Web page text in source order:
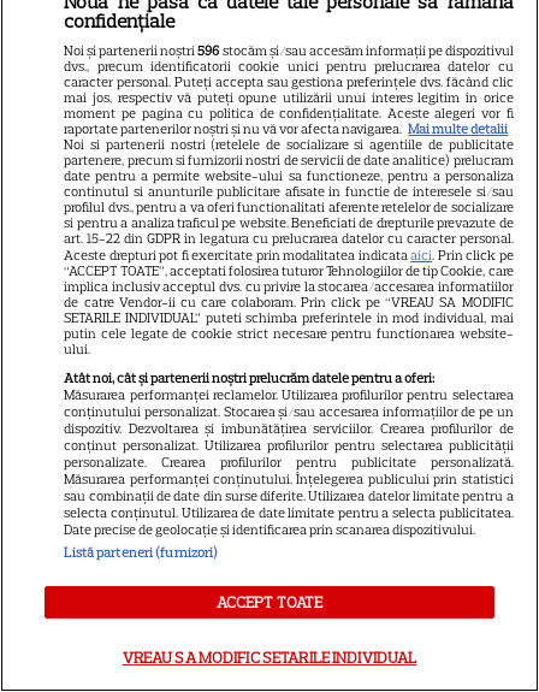
plecat din „Anatomia lui Grey”.
Discuția cu Shonda Rhimes
care a schimbat totul pentru
Cristina Yang
ARTICOLE PARTENERI
La ce ajută ceaiul din frunze de
nuc și cum se prepară
Luna plină din 29 iulie
deschide un nou capitol. Este
momentul astral care îți poate
schimba direcția vieții
confidențiale
Noi și partenerii noștri596 stocăm și/sau accesăm informații pe dispozitivul
dvs., precum identificatorii cookie unici pentru prelucrarea datelor cu
caracter personal. Puteți accepta sau gestiona preferințele dvs. făcând clic
mai jos, respectiv vă puteți opune utilizării unui interes legitim în orice
moment pe pagina cu politica de confidențialitate. Aceste alegeri vor fi
raportate partenerilor noștri și nu vă vor afecta navigarea. Mai multe detalii
Noi si partenerii nostri (retelele de socializare si agentiile de publicitate
partenere, precum si furnizorii nostri de servicii de date analitice) prelucram
date pentru a permite website-ului sa functioneze, pentru a personaliza
continutul si anunturile publicitare afisate in functie de interesele si/sau
profilul dvs., pentru a va oferi functionalitati aferente retelelor de socializare
si pentru a analiza traficul pe website. Beneficiati de drepturile prevazute de
art. 15-22 din GDPR in legatura cu prelucrarea datelor cu caracter personal.
Aceste drepturi pot fi exercitate prin modalitatea indicataaici. Prin click pe
“ACCEPT TOATE”, acceptati folosirea tuturor Tehnologiilor de tip Cookie, care
implica inclusiv acceptul dvs. cu privire la stocarea/accesarea informatiilor
de catre Vendor-ii cu care colaboram. Prin click pe “VREAU SA MODIFIC
SETARILE INDIVIDUAL” puteti schimba preferintele in mod individual, mai
putin cele legate de cookie strict necesare pentru functionarea website-
ului.
Atât noi, cât și partenerii noștri prelucrăm datele pentru a oferi:
Măsurarea performanței reclamelor. Utilizarea profilurilor pentru selectarea
conținutului personalizat. Stocarea și/sau accesarea informațiilor de pe un
dispozitiv. Dezvoltarea și îmbunătățirea serviciilor. Crearea profilurilor de
conținut personalizat. Utilizarea profilurilor pentru selectarea publicității
personalizate. Crearea profilurilor pentru publicitate personalizată.
Măsurarea performanței conținutului. Înțelegerea publicului prin statistici
sau combinații de date din surse diferite. Utilizarea datelor limitate pentru a
selecta conținutul. Utilizarea de date limitate pentru a selecta publicitatea.
Date precise de geolocație și identificarea prin scanarea dispozitivului.
Listă parteneri (furnizori)
ACCEPT TOATE
VREAU SA MODIFIC SETARILE INDIVIDUAL